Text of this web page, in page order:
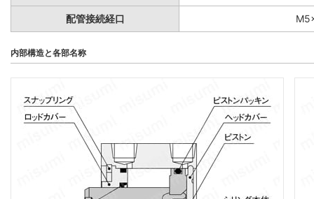
配管接続経口
内部構造と各部名称